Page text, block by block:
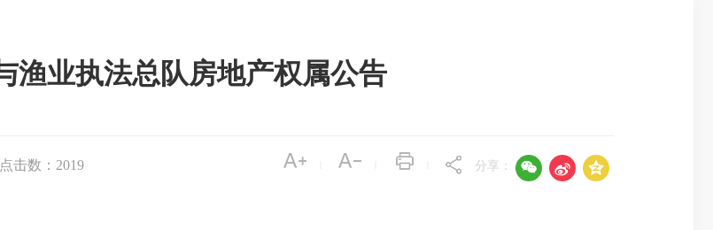
渔业执法总队房地产权属公告
点击数： 2019 分享：   